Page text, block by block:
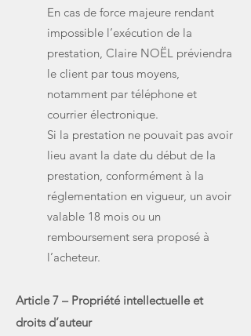
En cas de force majeure rendant
impossible l’exécution de la
prestation, Claire NOËL préviendra
le client par tous moyens,
notamment par téléphone et
courrier électronique.
Si la prestation ne pouvait pas avoir
lieu avant la date du début de la
prestation, conformément à la
réglementation en vigueur, un avoir
valable 18 mois ou un
remboursement sera proposé à
l’acheteur.
Article 7 – Propriété intellectuelle et
droits d’auteur